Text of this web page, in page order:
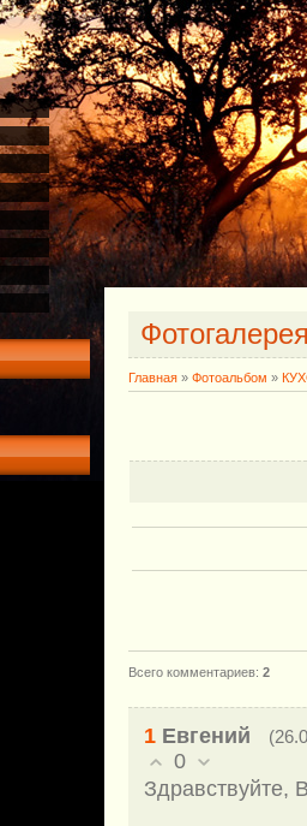
Главная » Фотоальбом »
Всего комментариев: 2
1 Евгений
0
Здравствуйте,